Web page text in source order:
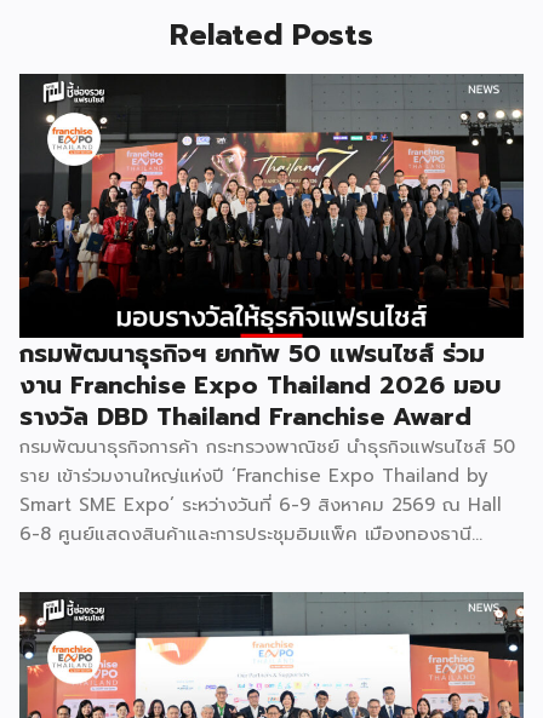
Related Posts
กรมพัฒนาธุรกิจฯ ยกทัพ 50 แฟรนไชส์ ร่วม
งาน Franchise Expo Thailand 2026 มอบ
รางวัล DBD Thailand Franchise Award
กรมพัฒนาธุรกิจการค้า กระทรวงพาณิชย์ นำธุรกิจแฟรนไชส์ 50
ราย เข้าร่วมงานใหญ่แห่งปี ‘Franchise Expo Thailand by
Smart SME Expo’ ระหว่างวันที่ 6-9 สิงหาคม 2569 ณ Hall
6-8 ศูนย์แสดงสินค้าและการประชุมอิมแพ็ค เมืองทองธานี
2026 ให้แก่ผู้ประกอบธุรกิจแฟรนไชส์ที่อยู่ในการส่งเสริมสนับสนุน
ของกรมฯ นายพูนพงษ์ นัยนาภากรณ์ อธิบดีกรมพัฒนาธุรกิจ
การค้า กระทรวงพาณิชย์ เปิดเผยภายหลังเป็นประธานเปิดงาน
“งานแฟรนไชส์ เอ็กซ์โป ไทยแลนด์ บาย สมาร์ท เอสเอ็มอี เอ็กซ์
โป (Franchise Expo Thailand by Smart SME Expo)” ซึ่ง